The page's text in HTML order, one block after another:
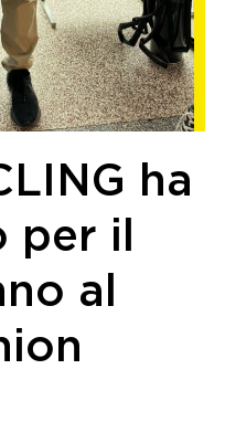
ha
per il
al